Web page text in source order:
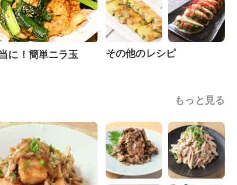
に！簡単ニラ玉 その他のレシピ
もっと見る